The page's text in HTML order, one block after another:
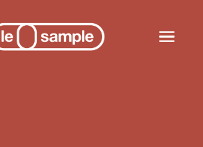
Toggle